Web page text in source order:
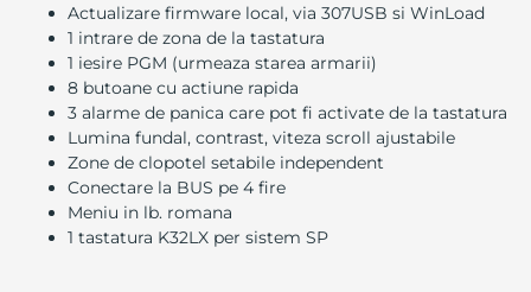
Actualizare firmware local, via 307USB si WinLoad
1 intrare de zona de la tastatura
1 iesire PGM (urmeaza starea armarii)
8 butoane cu actiune rapida
3 alarme de panica care pot fi activate de la tastatura
Lumina fundal, contrast, viteza scroll ajustabile
Zone de clopotel setabile independent
Conectare la BUS pe 4 fire
Meniu in lb. romana
1 tastatura K32LX per sistem SP